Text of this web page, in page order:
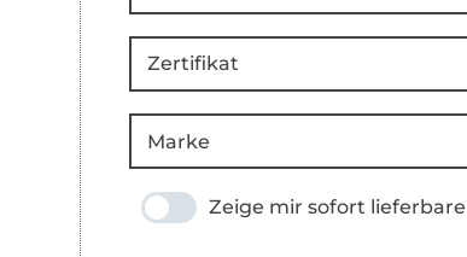
Zertifikat
Marke
Zeige mir sofort